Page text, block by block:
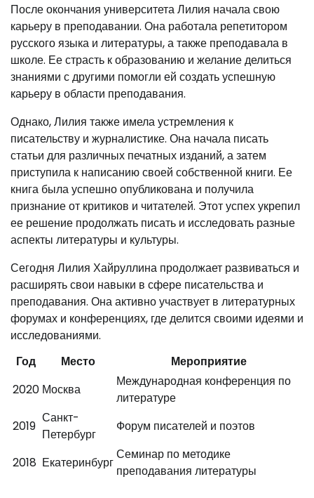
После окончания университета Лилия начала свою
карьеру в преподавании. Она работала репетитором
русского языка и литературы, а также преподавала в
школе. Ее страсть к образованию и желание делиться
знаниями с другими помогли ей создать успешную
карьеру в области преподавания.
Однако, Лилия также имела устремления к
писательству и журналистике. Она начала писать
статьи для различных печатных изданий, а затем
приступила к написанию своей собственной книги. Ее
книга была успешно опубликована и получила
признание от критиков и читателей. Этот успех укрепил
ее решение продолжать писать и исследовать разные
аспекты литературы и культуры.
Сегодня Лилия Хайруллина продолжает развиваться и
расширять свои навыки в сфере писательства и
преподавания. Она активно участвует в литературных
форумах и конференциях, где делится своими идеями и
исследованиями.
Год
Место
Мероприятие
2020 Москва
Международная конференция по
литературе
2019
Санкт-
Петербург
Форум писателей и поэтов
2018 Екатеринбург
Семинар по методике
преподавания литературы